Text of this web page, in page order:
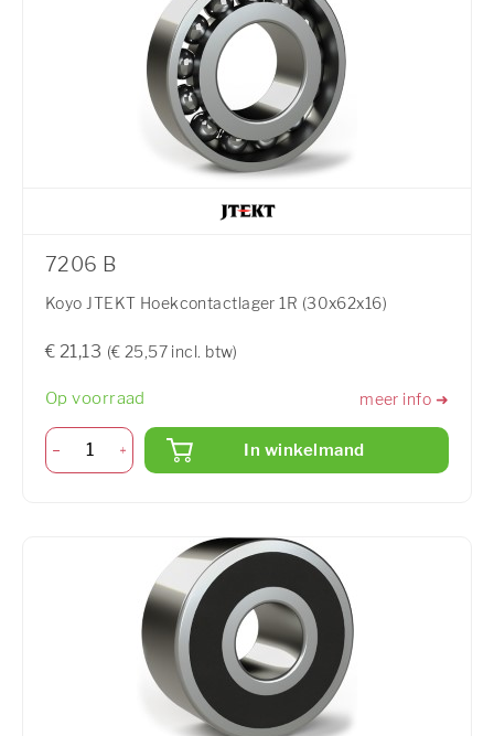
7206 B
Koyo JTEKT Hoekcontactlager 1R (30x62x16)
€ 21,13 (€ 25,57 incl. btw)
Op voorraad meer info ➜
In winkelmand